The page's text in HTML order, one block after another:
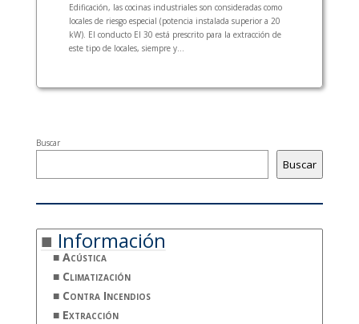
Edificación, las cocinas industriales son consideradas como
locales de riesgo especial (potencia instalada superior a 20
kW). El conducto EI 30 está prescrito para la extracción de
este tipo de locales, siempre y...
Buscar
Buscar
Información
Acústica
Climatización
Contra Incendios
Extracción